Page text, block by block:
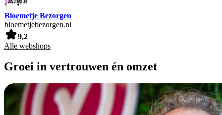
Bloemetje Bezorgen
bloemetjebezorgen.nl
9,2
Alle webshops
Groei in vertrouwen én omzet